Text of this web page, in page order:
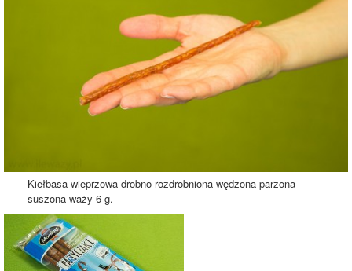
Kiełbasa wieprzowa drobno rozdrobniona wędzona parzona
suszona waży 6 g.